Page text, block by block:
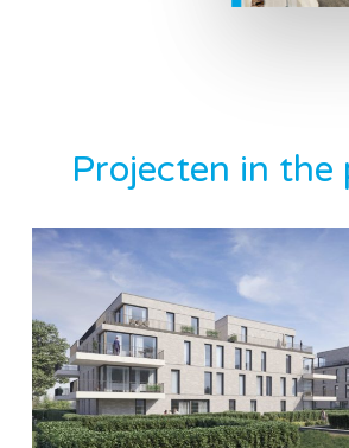
Projecten in the